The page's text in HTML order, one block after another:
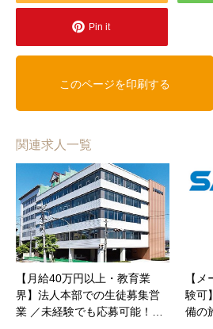
Pin it
関連求人一覧
【月給40万円以上・教育業
界】法人本部での生徒募集営
業 ／未経験でも応募可能！…
【
験可
備の